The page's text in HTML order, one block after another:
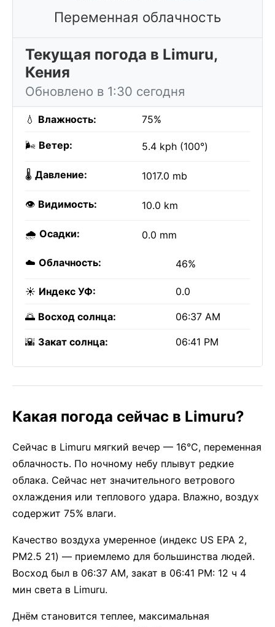
Переменная облачность
Текущая погода в Limuru,
Кения
Обновлено в 1:30 сегодня
💧 Влажность: 75%
🌬️ Ветер: 5.4 kph (100°)
🌡️ Давление: 1017.0 mb
👁️ Видимость: 10.0 km
🌧️ Осадки: 0.0 mm
☁️ Облачность: 46%
☀️ Индекс УФ: 0.0
🌅 Восход солнца: 06:37 AM
🌇 Закат солнца: 06:41 PM
Какая погода сейчас в Limuru?
Сейчас в Limuru мягкий вечер — 16°C, переменная
облачность. По ночному небу плывут редкие
облака. Сейчас нет значительного ветрового
охлаждения или теплового удара. Влажно, воздух
содержит 75% влаги.
Качество воздуха умеренное (индекс US EPA 2,
PM2.5 21) — приемлемо для большинства людей.
Восход был в 06:37 AM, закат в 06:41 PM: 12 ч 4
мин света в Limuru.
Днём становится теплее, максимальная